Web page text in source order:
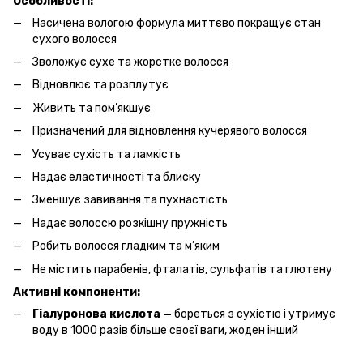
Насичена вологою формула миттєво покращує стан
сухого волосся
Зволожує сухе та жорстке волосся
Відновлює та розплутує
Живить та пом’якшує
Призначений для відновлення кучерявого волосся
Усуває сухість та ламкість
Надає еластичності та блиску
Зменшує завивання та пухнастість
Надає волоссю розкішну пружність
Робить волосся гладким та м’яким
Не містить парабенів, фталатів, сульфатів та глютену
Активні компоненти:
Гіалуронова кислота — бореться з сухістю і утримує
воду в 1000 разів більше своєї ваги, жоден інший